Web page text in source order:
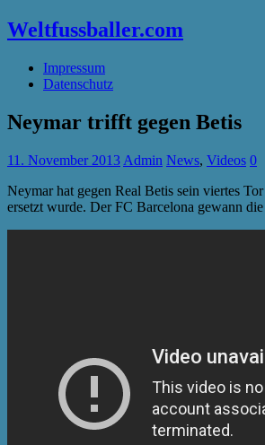
Weltfussballer.com
Impressum
Datenschutz
Neymar trifft gegen Betis
11. November 2013 Admin News, Videos 0
Neymar hat gegen Real Betis sein viertes
ersetzt wurde. Der FC Barcelona gewann